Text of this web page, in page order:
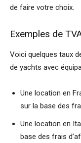
de faire votre choix.
Exemples de
Voici quelques taux
de yachts avec
Une location en
sur la base des
Une location en
base des frais